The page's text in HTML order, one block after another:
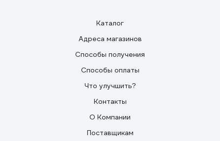
Каталог
Адреса магазинов
Способы получения
Способы оплаты
Что улучшить?
Контакты
О Компании
Поставщикам